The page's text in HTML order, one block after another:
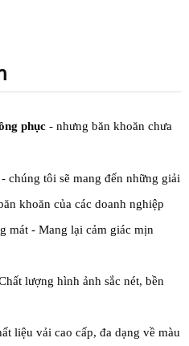
phục- nhưng băn khoăn chưa
chúng tôi sẽ mang đến những giải
khoăn của các doanh nghiệp
mát - Mang lại cảm giác mịn
lượng hình ảnh sắc nét, bền
liệu vải cao cấp, đa dạng về màu